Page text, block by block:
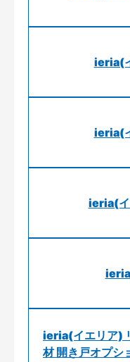
ieria(
ieria(
ieria(イ
ieria(イエリア)
材 開き戸オプシ